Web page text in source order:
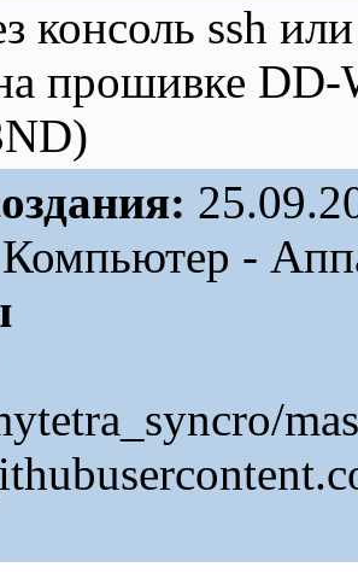
консоль ssh
прошивке
Компьютер -